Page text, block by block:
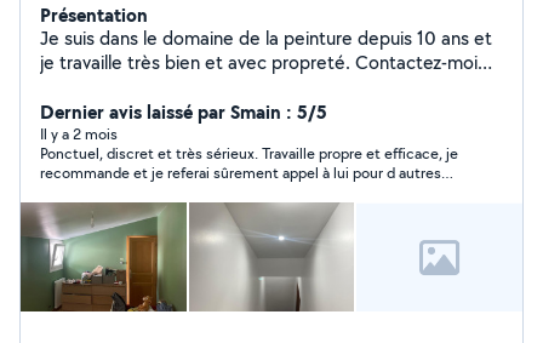
Présentation
Je suis dans le domaine de la peinture depuis 10 ans et
je travaille très bien et avec propreté. Contactez-moi
Dernier avis laissé par Smain : 5/5
Il y a 2 mois
Ponctuel, discret et très sérieux. Travaille propre et efficace, je
recommande et je referai sûrement appel à lui pour d autres